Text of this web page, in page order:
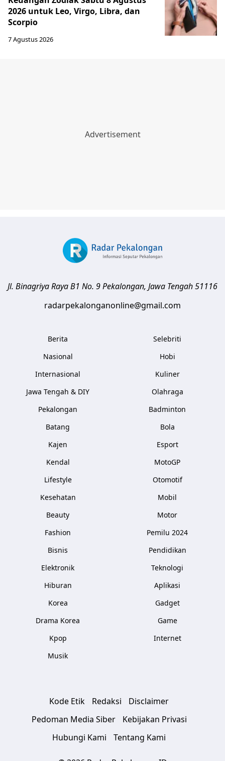
2026 untuk Leo, Virgo, Libra, dan
Scorpio
7 Agustus 2026
Jl. Binagriya Raya B1 No. 9Pekalongan, Jawa Tengah51116
radarpekalonganonline@gmail.com
Berita
Nasional
Internasional
Jawa Tengah & DIY
Pekalongan
Batang
Kajen
Kendal
Lifestyle
Kesehatan
Beauty
Fashion
Bisnis
Elektronik
Hiburan
Korea
Drama Korea
Kpop
Musik
Selebriti
Hobi
Kuliner
Olahraga
Badminton
Bola
Esport
MotoGP
Otomotif
Mobil
Motor
Pemilu 2024
Pendidikan
Teknologi
Aplikasi
Gadget
Game
Internet
Kode Etik Redaksi
Disclaimer
Pedoman Media Siber
Kebijakan Privasi
Hubungi Kami
Tentang Kami